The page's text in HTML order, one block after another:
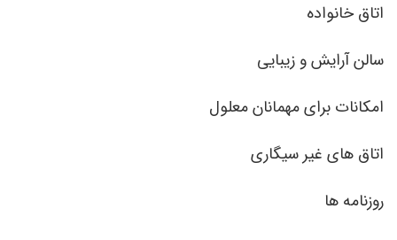
اتاق خانواده
سالن آرایش و زیبایی
امکانات برای مهمانان معلول
اتاق های غیر سیگاری
روزنامه ها